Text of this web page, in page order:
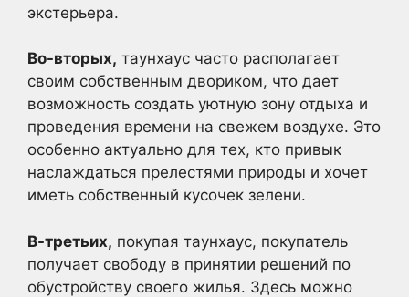
экстерьера.
Во-вторых, таунхаус часто располагает
своим собственным двориком, что дает
возможность создать уютную зону отдыха и
проведения времени на свежем воздухе. Это
особенно актуально для тех, кто привык
наслаждаться прелестями природы и хочет
иметь собственный кусочек зелени.
В-третьих, покупая таунхаус, покупатель
получает свободу в принятии решений по
обустройству своего жилья. Здесь можно